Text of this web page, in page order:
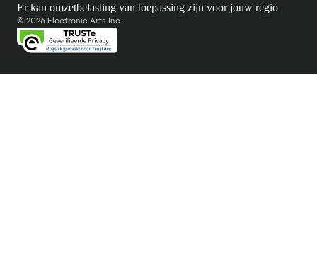
Er kan omzetbelasting van toepassing zijn voor jouw regio
© 2026 Electronic Arts Inc.